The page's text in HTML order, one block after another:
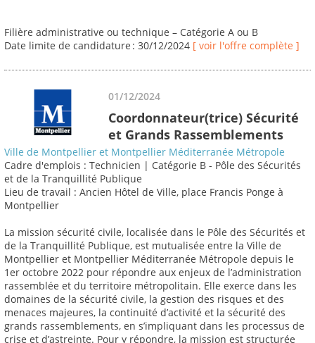
Filière administrative ou technique – Catégorie A ou B
Date limite de candidature : 30/12/2024 [ voir l'offre complète ]
01/12/2024
Coordonnateur(trice) Sécurité
et Grands Rassemblements
Ville de Montpellier et Montpellier Méditerranée Métropole
Cadre d'emplois : Technicien | Catégorie B - Pôle des Sécurités
et de la Tranquillité Publique
Lieu de travail : Ancien Hôtel de Ville, place Francis Ponge à
Montpellier
La mission sécurité civile, localisée dans le Pôle des Sécurités et
de la Tranquillité Publique, est mutualisée entre la Ville de
Montpellier et Montpellier Méditerranée Métropole depuis le
1er octobre 2022 pour répondre aux enjeux de l’administration
rassemblée et du territoire métropolitain. Elle exerce dans les
domaines de la sécurité civile, la gestion des risques et des
menaces majeures, la continuité d’activité et la sécurité des
grands rassemblements, en s’impliquant dans les processus de
crise et d’astreinte. Pour y répondre, la mission est structurée